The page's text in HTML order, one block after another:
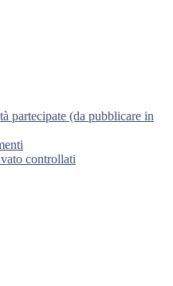
partecipate (da pubblicare in
controllati